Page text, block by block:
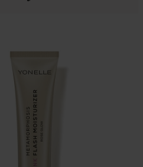
o wygładzenie
w lustrze, z energią i
bez maski, […]